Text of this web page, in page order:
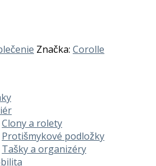
Značka: Corolle
Clony a rolety
Protišmykové podložky
Tašky a organizéry